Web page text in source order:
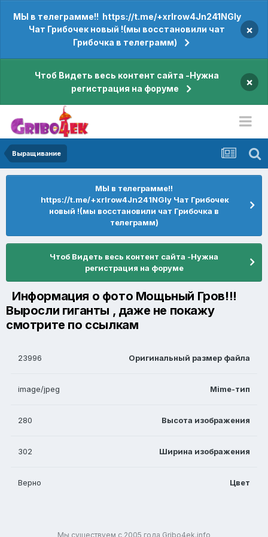
МЫ в телеграмме!! https://t.me/+xrIrow4Jn241NGIy
Чат Грибочек новый !(мы восстановили чат
Грибочка в телеграмм)
×
Чтоб Видеть весь контент сайта -Нужна
регистрация на форуме
×
Выращивание
МЫ в телеграмме!!
https://t.me/+xrIrow4Jn241NGIy Чат Грибочек
новый !(мы восстановили чат Грибочка в
телеграмм)
Чтоб Видеть весь контент сайта -Нужна
регистрация на форуме
Информация о фото Мощьный Гров!!!
Выросли гиганты , даже не покажу
смотрите по ссылкам
Оригинальный размер файла
23996
Mime-тип
image/jpeg
Высота изображения
280
Ширина изображения
302
Цвет
Верно
Мы существуем с 2005 года Gribo4ek.info